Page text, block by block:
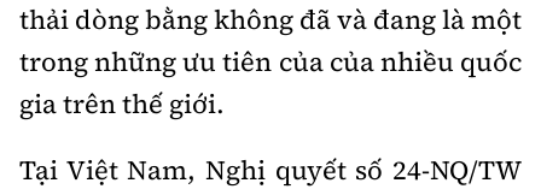
Thông tin tòa
thải dòng bằng không đã và đang là một
trong những ưu tiên của của nhiều quốc
gia trên thế giới.
Tại Việt Nam, Nghị quyết số 24-NQ/TW